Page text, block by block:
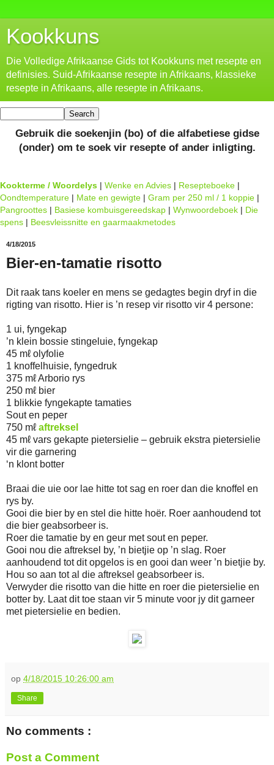
Kookkuns
Die Volledige Afrikaanse Gids tot Kookkuns met resepte en
definisies. Suid-Afrikaanse resepte in Afrikaans, klassieke
resepte in Afrikaans, alle resepte in Afrikaans.
Gebruik die soekenjin (bo) of die alfabetiese gidse
(onder) om te soek vir resepte of ander inligting.
Kookterme / Woordelys | Wenke en Advies | Resepteboeke |
Oondtemperature | Mate en gewigte | Gram per 250 ml / 1 koppie |
Pangroottes | Basiese kombuisgereedskap | Wynwoordeboek | Die
spens | Beesvleissnitte en gaarmaakmetodes
4/18/2015
Bier-en-tamatie risotto
Dit raak tans koeler en mens se gedagtes begin dryf in die
rigting van risotto. Hier is ’n resep vir risotto vir 4 persone:
1 ui, fyngekap
’n klein bossie stingeluie, fyngekap
45 mℓ olyfolie
1 knoffelhuisie, fyngedruk
375 mℓ Arborio rys
250 mℓ bier
1 blikkie fyngekapte tamaties
Sout en peper
750 mℓ aftreksel
45 mℓ vars gekapte pietersielie – gebruik ekstra pietersielie
vir die garnering
‘n klont botter
Braai die uie oor lae hitte tot sag en roer dan die knoffel en
rys by.
Gooi die bier by en stel die hitte hoër. Roer aanhoudend tot
die bier geabsorbeer is.
Roer die tamatie by en geur met sout en peper.
Gooi nou die aftreksel by, ’n bietjie op ’n slag. Roer
aanhoudend tot dit opgelos is en gooi dan weer ’n bietjie by.
Hou so aan tot al die aftreksel geabsorbeer is.
Verwyder die risotto van die hitte en roer die pietersielie en
botter by. Laat dit toe staan vir 5 minute voor jy dit garneer
met pietersielie en bedien.
op 4/18/2015 10:26:00 am
Share
No comments :
Post a Comment